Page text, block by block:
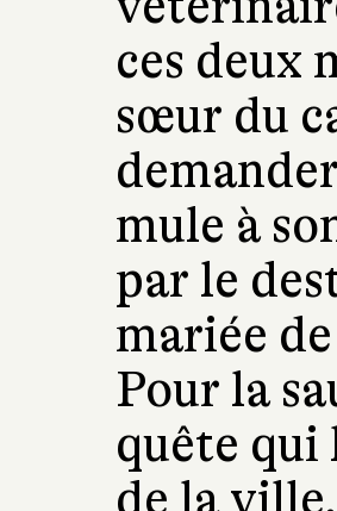
ces deux
sœur du
mule à
par le
mariée
Pour la
quête qui
de la